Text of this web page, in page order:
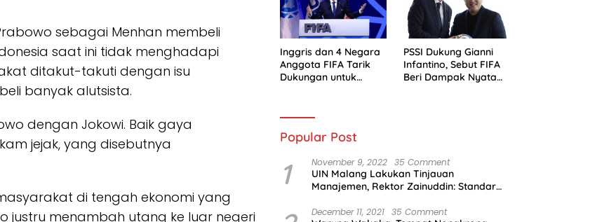
sebagai Menhan membeli
saat ini tidak menghadapi
ditakut-takuti dengan isu
banyak alutsista.
dengan Jokowi. Baik gaya
jejak, yang disebutnya
di tengah ekonomi yang
justru menambah utang ke luar negeri
Inggris dan 4 Negara
Anggota FIFA Tarik
Dukungan untuk
PSSI Dukung Gianni
Infantino, Sebut FIFA
Beri Dampak Nyata
Popular Post
1 November 9, 2022 35 Comment
UIN Malang Lakukan Tinjauan
Manajemen, Rektor Zainuddin: Standar
December 11, 2021 35 Comment